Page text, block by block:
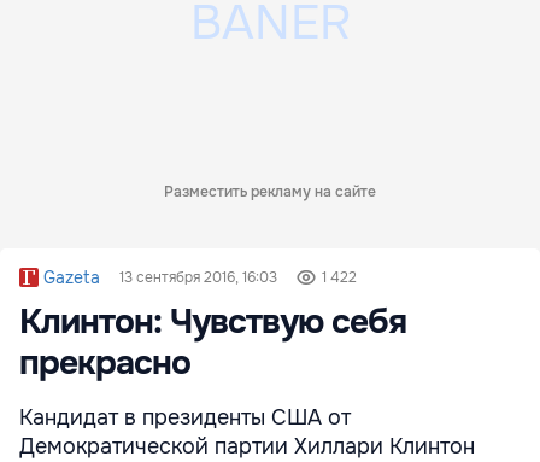
Разместить рекламу на сайте
Gazeta 13 сентября 2016, 16:03 1 422
Клинтон: Чувствую себя
прекрасно
Кандидат в президенты США от
Демократической партии Хиллари Клинтон